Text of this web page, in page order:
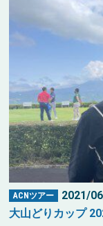
ACNツアー
2021/
大山どりカップ